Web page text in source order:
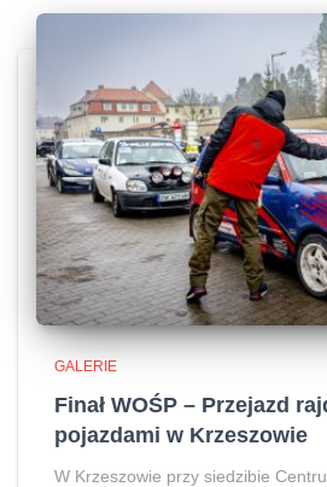
GALERIE
Finał WOŚP – Przejazd
pojazdami w Krzeszowie
W Krzeszowie przy siedzibie